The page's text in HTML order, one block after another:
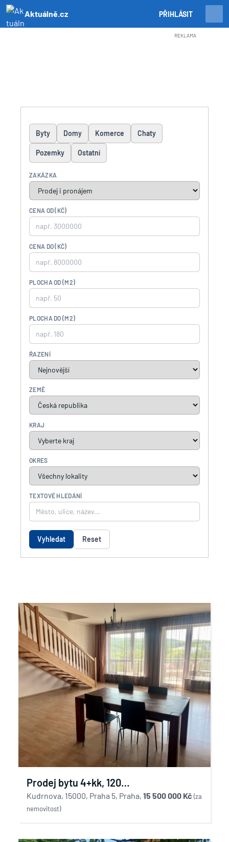
Aktuálně.cz PŘIHLÁSIT
REKLAMA
Byty Domy Komerce Chaty
Pozemky Ostatní
ZAKÁZKA
CENA OD (KČ)
CENA DO (KČ)
PLOCHA OD (M2)
PLOCHA DO (M2)
ŘAZENÍ
ZEMĚ
KRAJ
OKRES
TEXTOVÉ HLEDÁNÍ
Vyhledat Reset
Prodej bytu 4+kk, 120
m2/balkon/garáž.st. Praha 5, Kudrnova
Kudrnova, 15000, Praha 5, Praha, 15 500 000 Kč (za
nemovitost)